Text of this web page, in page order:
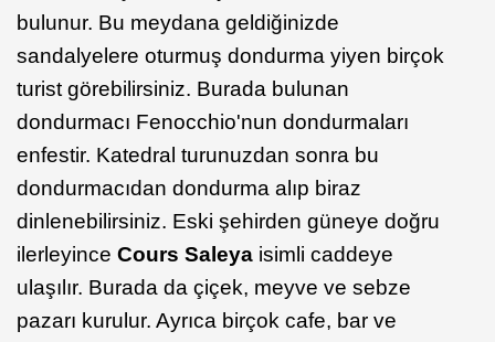
bulunur. Bu meydana geldiğinizde
sandalyelere oturmuş dondurma yiyen birçok
turist görebilirsiniz. Burada bulunan
dondurmacı Fenocchio'nun dondurmaları
enfestir. Katedral turunuzdan sonra bu
dondurmacıdan dondurma alıp biraz
dinlenebilirsiniz. Eski şehirden güneye doğru
ilerleyince Cours Saleya isimli caddeye
ulaşılır. Burada da çiçek, meyve ve sebze
pazarı kurulur. Ayrıca birçok cafe, bar ve